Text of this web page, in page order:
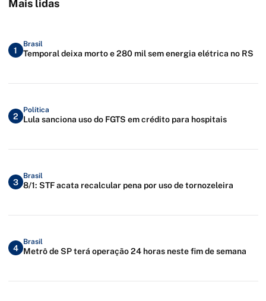
Mais lidas
1
Brasil
Temporal deixa morto e 280 mil sem energia elétrica no RS
2
Política
Lula sanciona uso do FGTS em crédito para hospitais
3
Brasil
8/1: STF acata recalcular pena por uso de tornozeleira
4
Brasil
Metrô de SP terá operação 24 horas neste fim de semana